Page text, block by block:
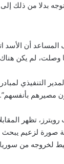
بدلا من ذلك
أن الأسد
وصلت، لم يكن
التنفيذي
مصيرهم بأنفسهم”.
لخروجه من